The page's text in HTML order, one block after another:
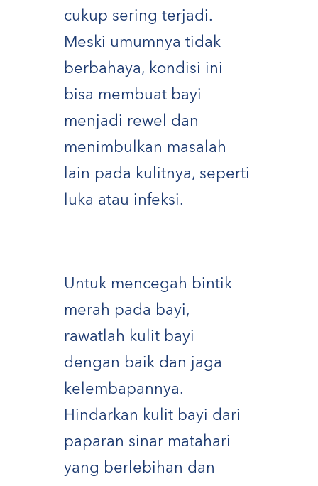
cukup sering terjadi.
Meski umumnya tidak
berbahaya, kondisi ini
bisa membuat bayi
menjadi rewel dan
menimbulkan masalah
lain pada kulitnya, seperti
luka atau infeksi.
Untuk mencegah bintik
merah pada bayi,
rawatlah kulit bayi
dengan baik dan jaga
kelembapannya.
Hindarkan kulit bayi dari
paparan sinar matahari
yang berlebihan dan